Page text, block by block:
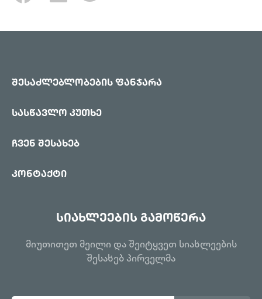
შესაძლებლობების ფანჯარა
სასწავლო კუთხე
ჩვენ შესახებ
კონტაქტი
სიახლეების გამოწერა
მიუთითეთ მეილი და შეიტყვეთ სიახლეების
შესახებ პირველმა